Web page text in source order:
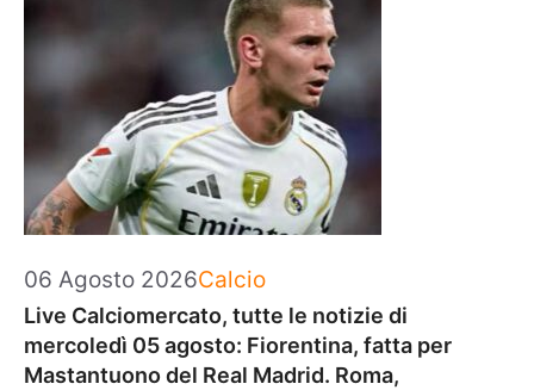
06 Agosto 2026Categorie
Calcio
Live Calciomercato, tutte le notizie di
mercoledì 05 agosto: Fiorentina, fatta per
Mastantuono del Real Madrid. Roma,